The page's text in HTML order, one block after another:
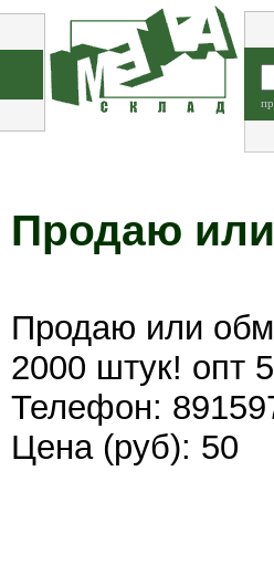
Продаю
Продаю или
2000 штук! опт
Телефон:
Цена (руб): 50